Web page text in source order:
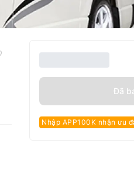
Đã
Nhập APP100K nhận ưu